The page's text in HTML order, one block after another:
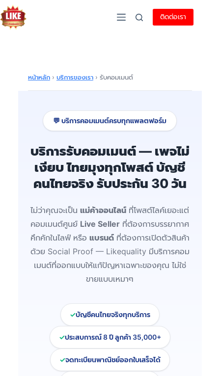
ติดต่อเรา
หน้าหลัก› บริการของเรา› รับคอมเมนต์
💬 บริการคอมเมนต์ครบทุกแพลตฟอร์ม
บริการรับคอมเมนต์ — เพจไม่
เงียบ ไทยมุงทุกโพสต์ บัญชี
คนไทยจริง รับประกัน 30 วัน
ไม่ว่าคุณจะเป็นแม่ค้าออนไลน์ ที่โพสต์ไลค์เยอะแต่
คอมเมนต์ศูนย์ Live Seller ที่ต้องการบรรยากาศ
คึกคักในไลฟ์ หรือ แบรนด์ที่ต้องการเปิดตัวสินค้า
ด้วย Social Proof — Likequality มีบริการคอม
เมนต์ที่ออกแบบให้แก้ปัญหาเฉพาะของคุณ ไม่ใช่
ขายแบบเหมาๆ
บัญชีคนไทยจริงทุกบริการ
ประสบการณ์ 8 ปี ลูกค้า 35,000+
จดทะเบียนพาณิชย์ออกใบเสร็จได้